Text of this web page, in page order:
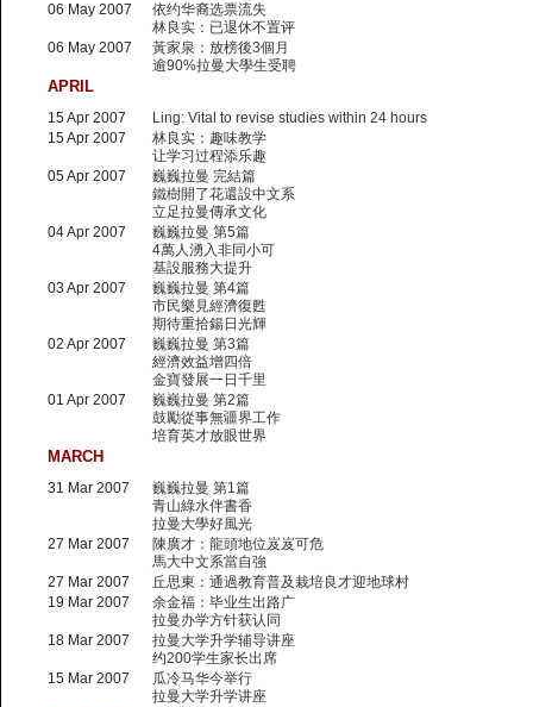
06 May 2007
依约华裔选票流失
林良实：已退休不置评
06 May 2007
黃家泉：放榜後3個月
逾90%拉曼大學生受聘
APRIL
15 Apr 2007
Ling: Vital to revise studies within 24 hours
15 Apr 2007
林良实：趣味教学
让学习过程添乐趣
05 Apr 2007
巍巍拉曼 完結篇
鐵樹開了花還設中文系
立足拉曼傳承文化
04 Apr 2007
巍巍拉曼 第5篇
4萬人湧入非同小可
基設服務大提升
03 Apr 2007
巍巍拉曼 第4篇
市民樂見經濟復甦
期待重拾鍚日光輝
02 Apr 2007
巍巍拉曼 第3篇
經濟效益增四倍
金寶發展一日千里
01 Apr 2007
巍巍拉曼 第2篇
鼓勵從事無疆界工作
培育英才放眼世界
MARCH
31 Mar 2007
巍巍拉曼 第1篇
青山綠水伴書香
拉曼大學好風光
27 Mar 2007
陳廣才：龍頭地位岌岌可危
馬大中文系當自強
27 Mar 2007
丘思東：通過教育普及栽培良才迎地球村
19 Mar 2007
余金福：毕业生出路广
拉曼办学方针获认同
18 Mar 2007
拉曼大学升学辅导讲座
约200学生家长出席
15 Mar 2007
瓜冷马华今举行
拉曼大学升学讲座